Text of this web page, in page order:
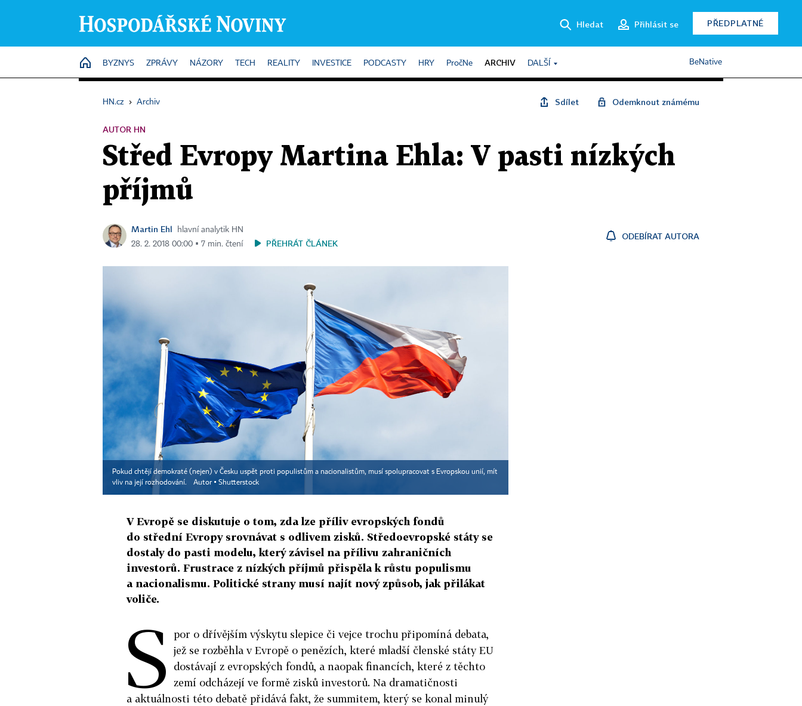
Hledat Přihlásit se PŘEDPLATNÉ
HOME
BYZNYS ZPRÁVY NÁZORY TECH REALITY INVESTICE PODCASTY HRY PročNe ARCHIV DALŠÍ BeNative
HN.cz › Archiv Sdílet Odemknout známému
AUTOR HN
Střed Evropy Martina Ehla: V pasti nízkých
příjmů
Martin Ehl
hlavní analytik HN
28. 2. 2018 00:00 ▪ 7 min. čtení
PŘEHRÁT ČLÁNEK
ODEBÍRAT AUTORA
Pokud chtějí demokraté (nejen) v Česku uspět proti populistům a nacionalistům, musí spolupracovat s Evropskou unií, mít
vliv na její rozhodování.
Autor ▪ Shutterstock
V Evropě se diskutuje o tom, zda lze příliv evropských fondů
do střední Evropy srovnávat s odlivem zisků. Středoevropské státy se
dostaly do pasti modelu, který závisel na přílivu zahraničních
investorů. Frustrace z nízkých příjmů přispěla k růstu populismu
a nacionalismu. Politické strany musí najít nový způsob, jak přilákat
voliče.
S
por o dřívějším výskytu slepice či vejce trochu připomíná debata,
jež se rozběhla v Evropě o penězích, které mladší členské státy EU
dostávají z evropských fondů, a naopak financích, které z těchto
zemí odcházejí ve formě zisků investorů. Na dramatičnosti
a aktuálnosti této debatě přidává fakt, že summitem, který se konal minulý